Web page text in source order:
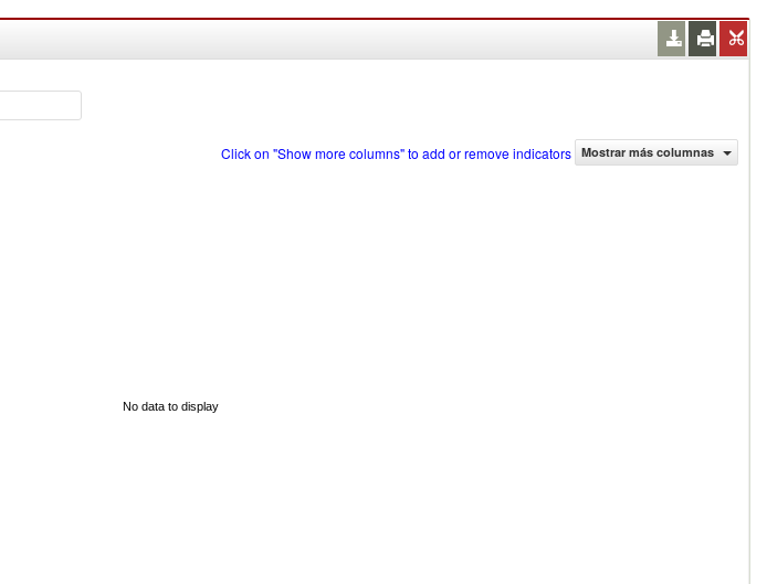
Click on "Show more columns" to add or remove indicators Mostrar más columnas
No data to display